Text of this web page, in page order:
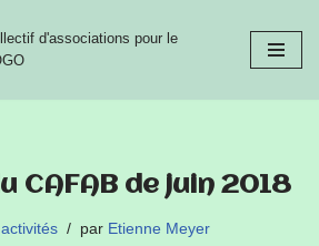
d'associations pour le
CAFAB de juin 2018
par Etienne Meyer